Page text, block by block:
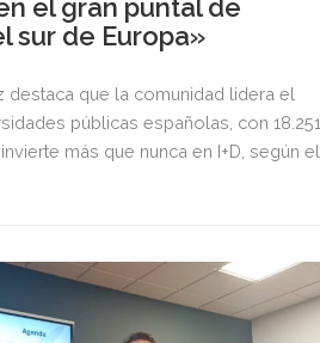
el gran puntal de
sur de Europa»
destaca que la comunidad lidera el
públicas españolas, con
más que nunca en I+D, según el